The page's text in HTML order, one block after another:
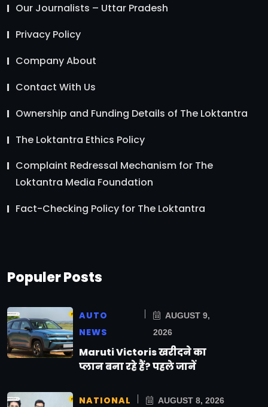
Our Journalists – Uttar Pradesh
Privacy Policy
Company About
Contact With Us
Ownership and Funding Details of The Loktantra
The Loktantra Ethics Policy
Complaint Redressal Mechanism for The
Loktantra Media Foundation
Fact-Checking Policy for The Loktantra
Populer Posts
AUTO
NEWS
AUGUST 9,
2026
Maruti Victoris खरीदने का
प्लान बना रहे हैं? पहले जानें
NATIONAL AUGUST 8, 2026